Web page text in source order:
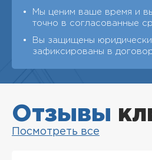
Мы ценим ваше время и
точно в согласованные
Вы защищены юридически
зафиксированы в
Отзывы
Посмотреть все